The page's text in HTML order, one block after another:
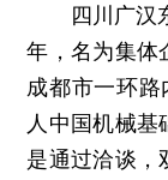
四川广汉东
年，名为集体
成都市一环
人中国机械
是通过洽谈，